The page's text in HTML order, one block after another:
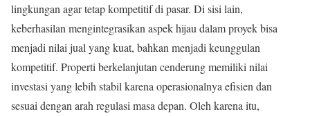
lingkungan agar tetap kompetitif di pasar. Di sisi lain,
keberhasilan mengintegrasikan aspek hijau dalam proyek bisa
menjadi nilai jual yang kuat, bahkan menjadi keunggulan
kompetitif. Properti berkelanjutan cenderung memiliki nilai
investasi yang lebih stabil karena operasionalnya efisien dan
sesuai dengan arah regulasi masa depan. Oleh karena itu,